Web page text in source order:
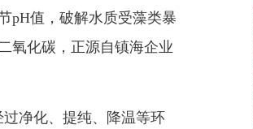
值，破解水质受藻类暴
氧化碳，正源自镇海企业
净化、提纯、降温等环